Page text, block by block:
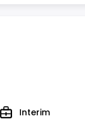
TypeInterim